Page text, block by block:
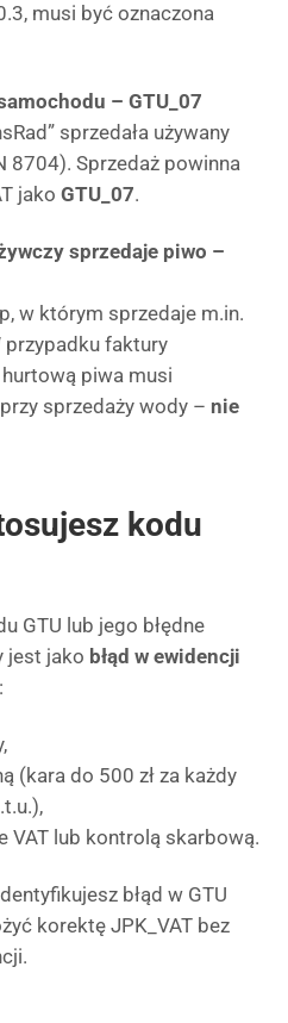
musi być oznaczona
– GTU_07
sprzedała używany
8704). Sprzedaż powinna
jako GTU_07.
sprzedaje piwo –
w którym sprzedaje m.in.
przypadku faktury
piwa musi
sprzedaży wody – nie
kodu
GTU lub jego błędne
jest jako błąd w ewidencji
(kara do 500 zł za każdy
VAT lub kontrolą skarbową.
błąd w GTU
korektę JPK_VAT bez